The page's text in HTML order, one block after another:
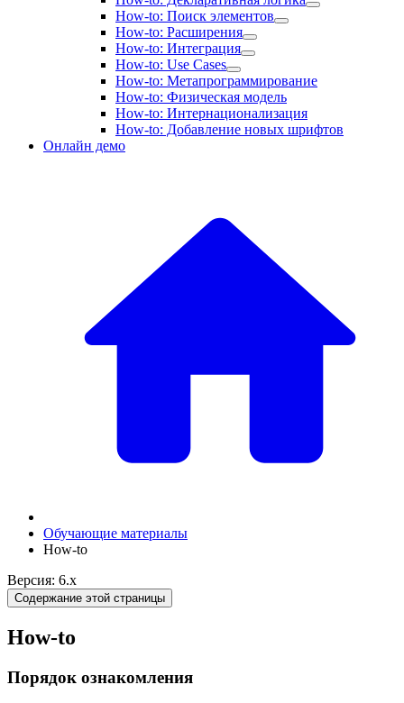
How-to: Поиск элементов
How-to: Расширения
How-to: Интеграция
How-to: Use Cases
How-to: Метапрограммирование
How-to: Физическая модель
How-to: Интернационализация
How-to: Добавление новых шрифтов
Онлайн демо
Обучающие материалы
How-to
Версия: 6.x
Содержание этой страницы
How-to
Порядок ознакомления